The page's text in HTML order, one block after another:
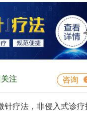
注 咨询
针疗法，非侵入式诊疗